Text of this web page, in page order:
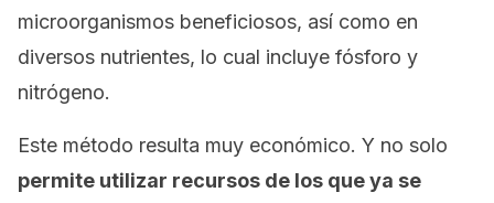
microorganismos beneficiosos, así como en
diversos nutrientes, lo cual incluye fósforo y
nitrógeno.
Este método resulta muy económico. Y no solo
permite utilizar recursos de los que ya se